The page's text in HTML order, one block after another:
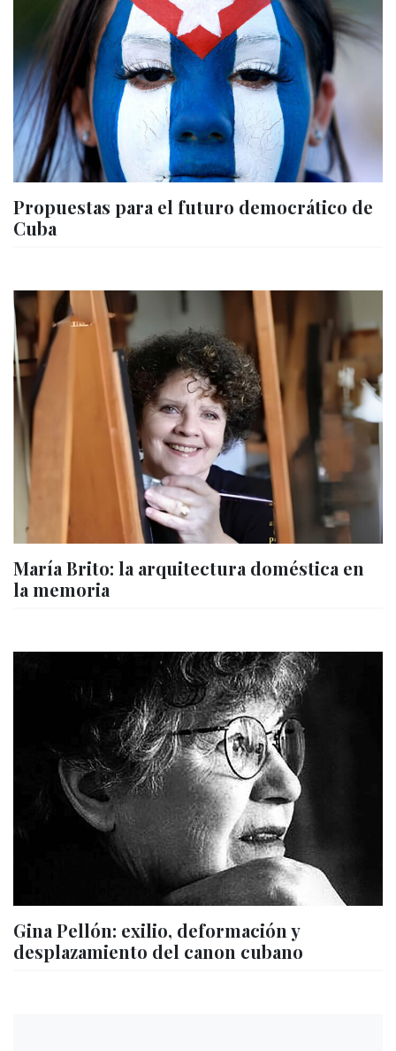
Propuestas para el futuro democrático de
Cuba
María Brito: la arquitectura doméstica en
la memoria
Gina Pellón: exilio, deformación y
desplazamiento del canon cubano